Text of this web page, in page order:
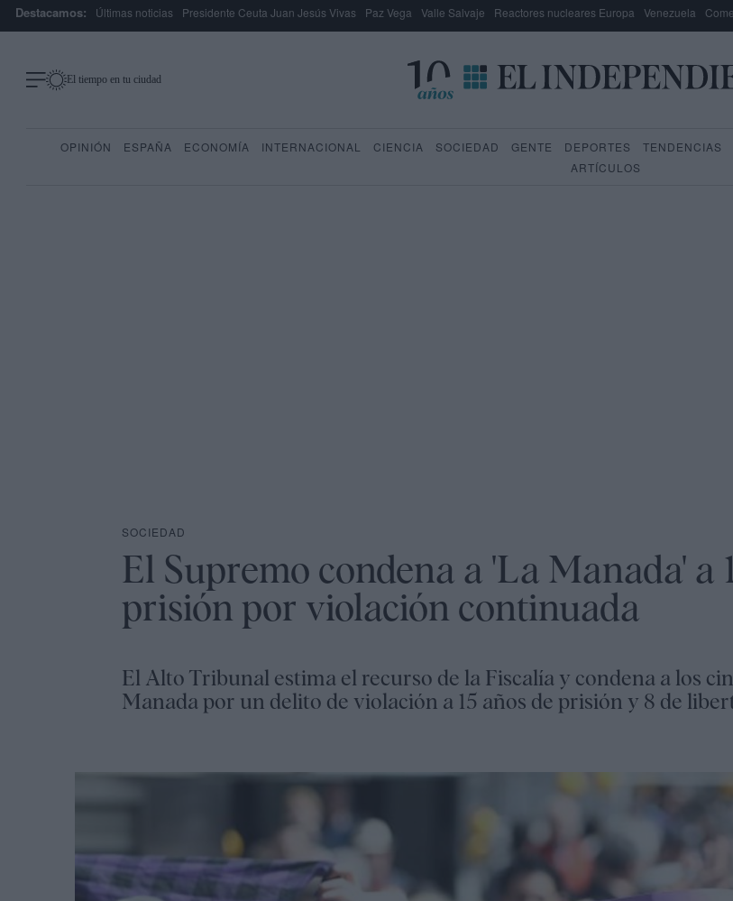
Destacamos: Últimas noticias Presidente Ceuta Juan Jesús Vivas Paz Vega Valle Salvaje Reactores nucleares Europa Venezuela
El tiempo en tu ciudad
OPINIÓN ESPAÑA ECONOMÍA INTERNACIONAL CIENCIA SOCIEDAD GENTE DEPORTES TENDENCIAS
ARTÍCULOS
SOCIEDAD
El Supremo condena a 'La Manada' a
prisión por violación continuada
El Alto Tribunal estima el recurso de la Fiscalía y condena a los
Manada por un delito de violación a 15 años de prisión y 8 de